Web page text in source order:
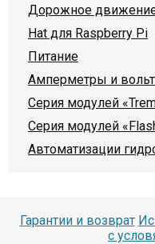
Дорожное
Hat для Raspberry Pi
Питание
Амперметры и
Серия модулей
Серия модулей
Автоматизации
Гарантии и возврат
с